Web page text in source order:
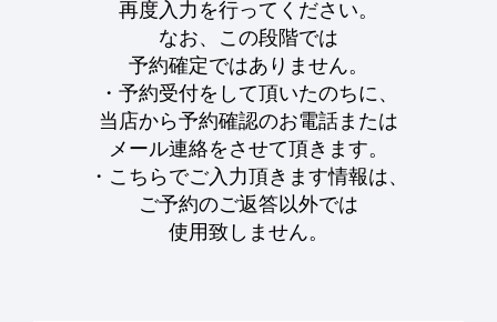
再度入力を行ってください。
なお、この段階では
予約確定ではありません。
・予約受付をして頂いたのちに、
当店から予約確認のお電話または
メール連絡をさせて頂きます。
・こちらでご入力頂きます情報は、
ご予約のご返答以外では
使用致しません。